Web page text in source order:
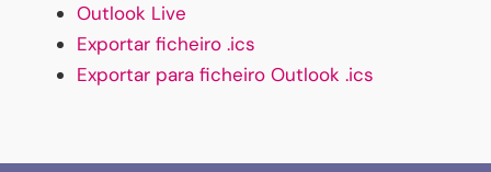
Outlook Live
Exportar ficheiro .ics
Exportar para ficheiro Outlook .ics